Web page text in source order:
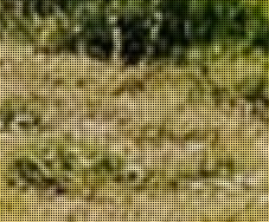
os direitos reservados |Website